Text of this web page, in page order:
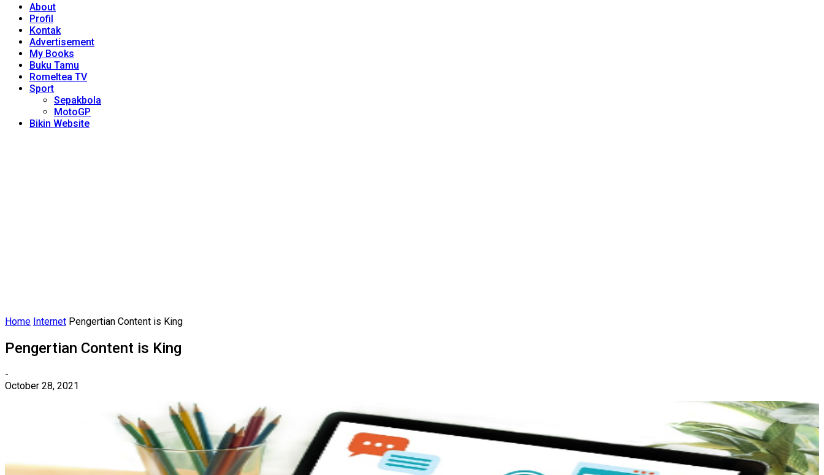
About
Profil
Kontak
Advertisement
My Books
Buku Tamu
Romeltea TV
Sport
Sepakbola
MotoGP
Bikin Website
Home Internet Pengertian Content is King
Pengertian Content is King
-
October 28, 2021